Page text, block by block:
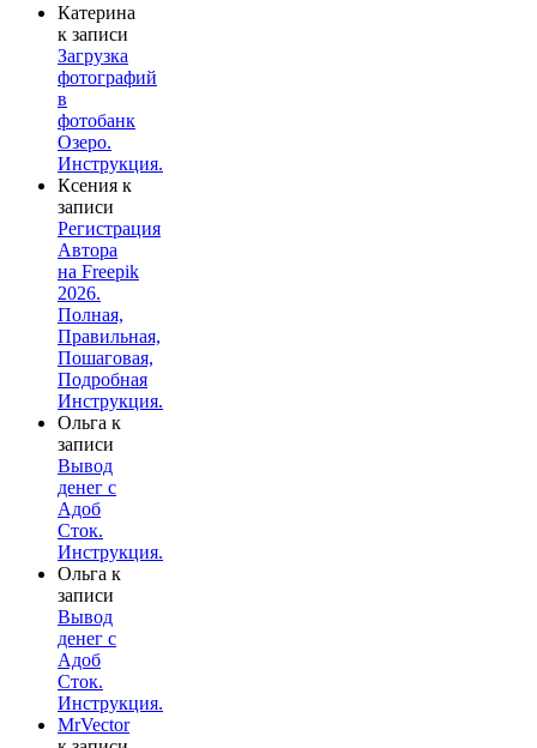
Катерина
к записи
Загрузка
фотографий
в
фотобанк
Озеро.
Инструкция.
Ксения к
записи
Регистрация
Автора
на Freepik
2026.
Полная,
Правильная,
Пошаговая,
Подробная
Инструкция.
Ольга к
записи
Вывод
денег с
Адоб
Сток.
Инструкция.
Ольга к
записи
Вывод
денег с
Адоб
Сток.
Инструкция.
MrVector